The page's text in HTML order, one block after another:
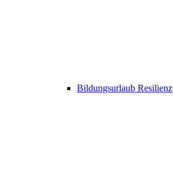
Bildungsurlaub Resilienz